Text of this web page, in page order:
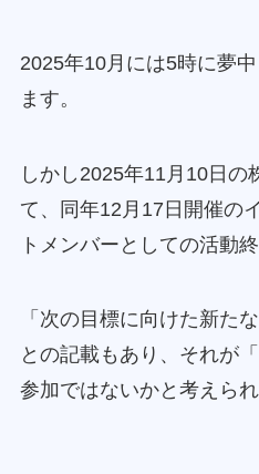
2025年10月には5時に夢
ます。
しかし2025年11月10日の
て、同年12月17日開催の
トメンバーとしての活動
「次の目標に向けた新た
との記載もあり、それが
参加ではないかと考えられ